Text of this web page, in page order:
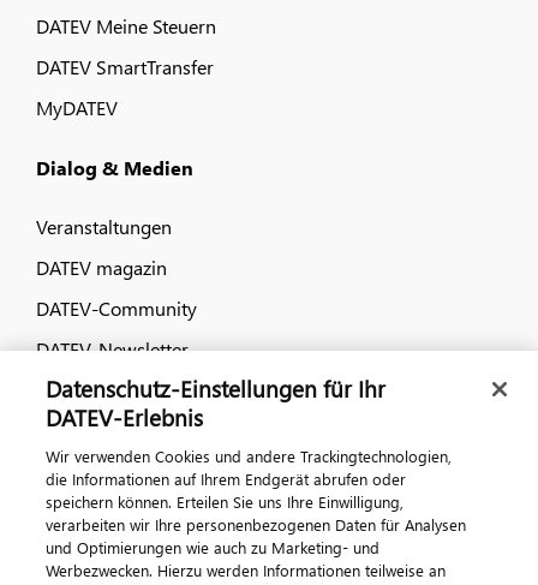
DATEV Meine Steuern
DATEV SmartTransfer
MyDATEV
Dialog & Medien
Veranstaltungen
DATEV magazin
DATEV-Community
DATEV-Newsletter
Kontaktieren Sie uns
Datenschutz-Einstellungen für Ihr
DATEV-Erlebnis
Wir verwenden Cookies und andere Trackingtechnologien,
die Informationen auf Ihrem Endgerät abrufen oder
speichern können. Erteilen Sie uns Ihre Einwilligung,
verarbeiten wir Ihre personenbezogenen Daten für Analysen
und Optimierungen wie auch zu Marketing- und
Werbezwecken. Hierzu werden Informationen teilweise an